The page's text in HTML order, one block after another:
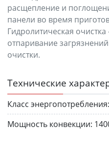
расщепление и
панели во время
Гидролитическая
отпаривание
очистки.
Технические
Класс энергопотребления:
Мощность конвекции: